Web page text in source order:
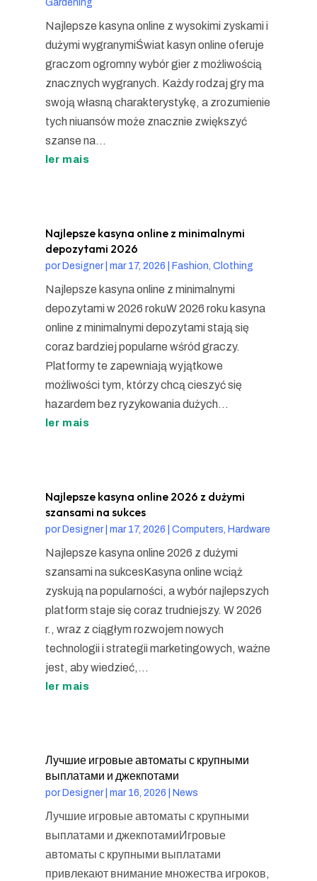
Gardening
Najlepsze kasyna online z wysokimi zyskami i
dużymi wygranymiŚwiat kasyn online oferuje
graczom ogromny wybór gier z możliwością
znacznych wygranych. Każdy rodzaj gry ma
swoją własną charakterystykę, a zrozumienie
tych niuansów może znacznie zwiększyć
szanse na...
ler mais
Najlepsze kasyna online z minimalnymi
depozytami 2026
por Designer| mar 17, 2026 Fashion, Clothing
Najlepsze kasyna online z minimalnymi
depozytami w 2026 rokuW 2026 roku kasyna
online z minimalnymi depozytami stają się
coraz bardziej popularne wśród graczy.
Platformy te zapewniają wyjątkowe
możliwości tym, którzy chcą cieszyć się
hazardem bez ryzykowania dużych...
ler mais
Najlepsze kasyna online 2026 z dużymi
szansami na sukces
por Designer| mar 17, 2026 Computers, Hardware
Najlepsze kasyna online 2026 z dużymi
szansami na sukcesKasyna online wciąż
zyskują na popularności, a wybór najlepszych
platform staje się coraz trudniejszy. W 2026
r., wraz z ciągłym rozwojem nowych
technologii i strategii marketingowych, ważne
jest, aby wiedzieć,...
ler mais
Лучшие игровые автоматы с крупными
выплатами и джекпотами
por Designer| mar 16, 2026 News
Лучшие игровые автоматы с крупными
выплатами и джекпотамиИгровые
автоматы с крупными выплатами
привлекают внимание множества игроков,